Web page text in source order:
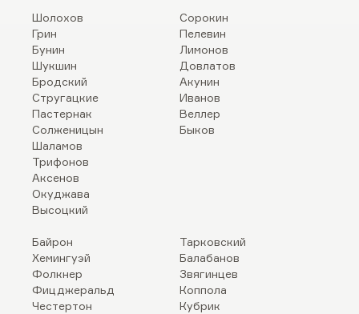
Шолохов
Грин
Бунин
Шукшин
Бродский
Стругацкие
Пастернак
Солженицын
Шаламов
Трифонов
Аксенов
Окуджава
Высоцкий
Сорокин
Пелевин
Лимонов
Довлатов
Акунин
Иванов
Веллер
Быков
Байрон
Хемингуэй
Фолкнер
Фицджеральд
Честертон
Тарковский
Балабанов
Звягинцев
Коппола
Кубрик